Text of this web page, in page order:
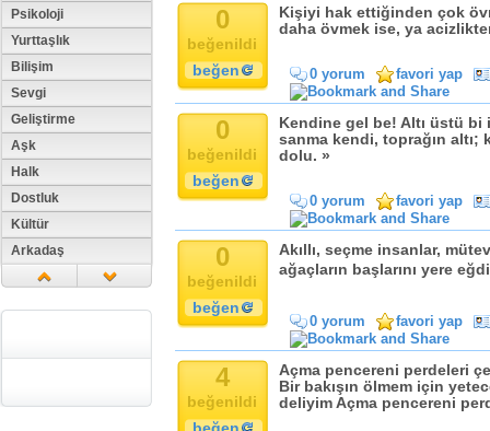
Psikoloji
Yurttaşlık
Bilişim
Sevgi
Geliştirme
Aşk
Halk
Dostluk
Kültür
Arkadaş
Din
Zaman
0
beğenildi
beğen
Kişiyi hak ettiğinden çok
daha övmek ise, ya
0 yorum favori yap
0
beğenildi
beğen
Kendine gel be! Altı üstü bi
sanma kendi, toprağın
dolu. »
0 yorum favori yap
0
beğenildi
beğen
Akıllı, seçme insanlar,
ağaçların başlarını yere
0 yorum favori yap
4
beğenildi
Açma pencereni perdeleri
Bir bakışın ölmem için
deliyim Açma pencereni